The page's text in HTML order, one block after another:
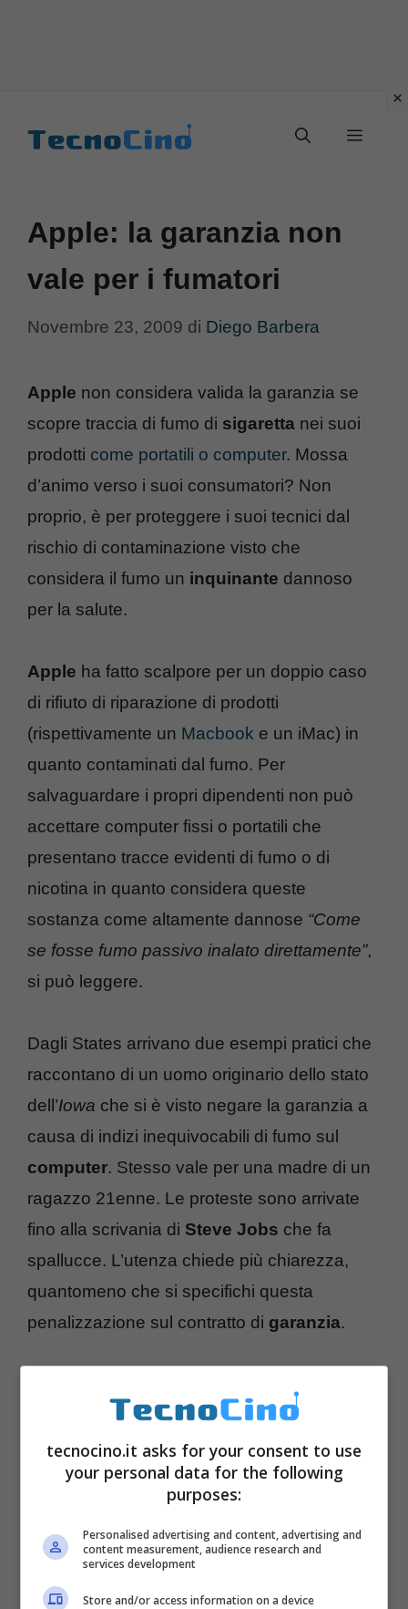
Menu
Apple: la garanzia non
vale per i fumatori
Novembre 23, 2009 di Diego Barbera
Apple non considera valida la garanzia se
scopre traccia di fumo di sigaretta nei suoi
prodotti come portatili o computer. Mossa
d’animo verso i suoi consumatori? Non
proprio, è per proteggere i suoi tecnici dal
rischio di contaminazione visto che
considera il fumo un inquinante dannoso
per la salute.
Apple ha fatto scalpore per un doppio caso
di rifiuto di riparazione di prodotti
(rispettivamente un Macbook e un iMac) in
quanto contaminati dal fumo. Per
salvaguardare i propri dipendenti non può
accettare computer fissi o portatili che
presentano tracce evidenti di fumo o di
nicotina in quanto considera queste
sostanza come altamente dannose “Come
se fosse fumo passivo inalato direttamente”,
si può leggere.
Dagli States arrivano due esempi pratici che
raccontano di un uomo originario dello stato
dell’Iowa che si è visto negare la garanzia a
causa di indizi inequivocabili di fumo sul
computer. Stesso vale per una madre di un
ragazzo 21enne. Le proteste sono arrivate
fino alla scrivania di Steve Jobs che fa
spallucce. L’utenza chiede più chiarezza,
quantomeno che si specifichi questa
penalizzazione sul contratto di garanzia.
tecnocino.it asks for your consent to use
your personal data for the following
purposes:
Personalised advertising and content, advertising and
content measurement, audience research and
services development
Store and/or access information on a device